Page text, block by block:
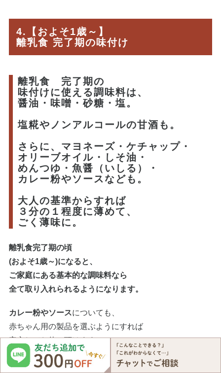
4.【およそ1歳～】
離乳食 完了期の味付け
離乳食 完了期の
味付けに使える調味料は、
醤油・味噌・砂糖・塩。
塩糀やノンアルコールの甘酒も。
さらに、マヨネーズ・ケチャップ・
オリーブオイル・しそ油・
めんつゆ・魚醤（いしる）・
カレー粉やソースなども。
大人の基準からすれば
３分の１程度に薄めて、
ごく薄味に。
離乳食完了期の頃
(およそ1歳～)になると、
ご家庭にある基本的な調味料なら
全て取り入れられるようになります。
カレー粉やソースについても、
赤ちゃん用の製品を選ぶようにすれば
安心してお使い頂けます。
味付けの目安としては、